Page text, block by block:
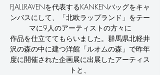
FJALLRAVENを代表するKANKENバッグをキャ
ンバスにして、「北欧ラップランド」をテー
マに9人のアーティストの方々に
作品を仕立ててもらいました。群馬県北軽井
沢の森の中に建つ洋館「ルオムの森」で昨年
度に開催された企画展に出展したアーティス
トと、